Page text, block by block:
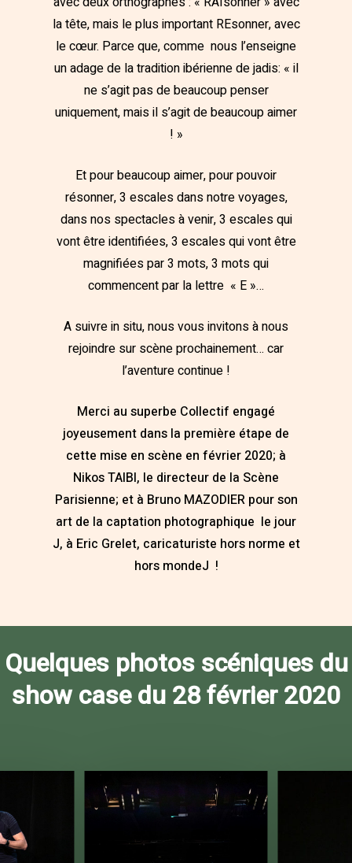
la tête, mais le plus important REsonner, avec
le cœur. Parce que, comme nous l’enseigne
un adage de la tradition ibérienne de jadis: « il
ne s’agit pas de beaucoup penser
uniquement, mais il s’agit de beaucoup aimer
! »
Et pour beaucoup aimer, pour pouvoir
résonner, 3 escales dans notre voyages,
dans nos spectacles à venir, 3 escales qui
vont être identifiées, 3 escales qui vont être
magnifiées par 3 mots, 3 mots qui
commencent par la lettre « E »…
A suivre in situ, nous vous invitons à nous
rejoindre sur scène prochainement… car
l’aventure continue !
Merci au superbe Collectif engagé
joyeusement dans la première étape de
cette mise en scène en février 2020; à
Nikos TAIBI, le directeur de la Scène
Parisienne; et à Bruno MAZODIER pour son
art de la captation photographique le jour
J, à Eric Grelet, caricaturiste hors norme et
hors mondeJ !
Quelques photos scéniques du
show case du 28 février 2020